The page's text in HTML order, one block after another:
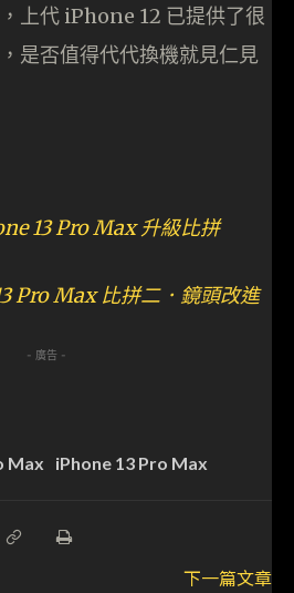
上代 iPhone 12 已提供了很
是否值得代代換機就見仁見
13 Pro Max 升級比拼
Pro Max 比拼二．鏡頭改進
- 廣告 -
Max iPhone 13 Pro Max
下一篇文章